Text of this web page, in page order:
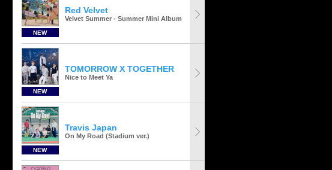
NEW
Red Velvet
Velvet Summer - Summer Mini Album
NEW
TOMORROW X TOGETHER
Nice to Meet Ya
NEW
Travis Japan
On My Road (Stadium ver.)